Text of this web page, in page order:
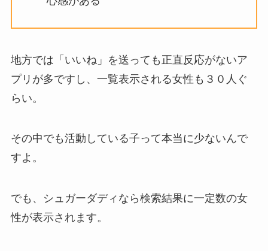
地方では「いいね」を送っても正直反応がないア
プリが多ですし、一覧表示される女性も３０人ぐ
らい。
その中でも活動している子って本当に少ないんで
すよ。
でも、シュガーダディなら検索結果に一定数の女
性が表示されます。